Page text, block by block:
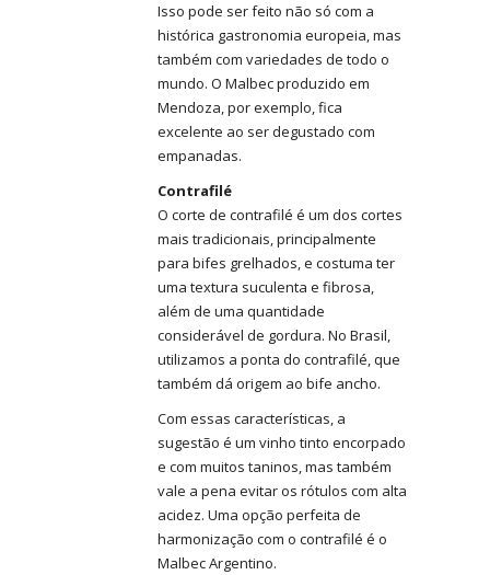
Isso pode ser feito não só com a
histórica gastronomia europeia, mas
também com variedades de todo o
mundo. O Malbec produzido em
Mendoza, por exemplo, fica
excelente ao ser degustado com
empanadas.
Contrafilé
O corte de contrafilé é um dos cortes
mais tradicionais, principalmente
para bifes grelhados, e costuma ter
uma textura suculenta e fibrosa,
além de uma quantidade
considerável de gordura. No Brasil,
utilizamos a ponta do contrafilé, que
também dá origem ao bife ancho.
Com essas características, a
sugestão é um vinho tinto encorpado
e com muitos taninos, mas também
vale a pena evitar os rótulos com alta
acidez. Uma opção perfeita de
harmonização com o contrafilé é o
Malbec Argentino.